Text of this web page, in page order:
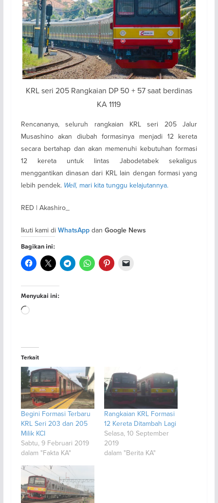
KRL seri 205 Rangkaian DP 50 + 57 saat berdinas
KA 1119
Rencananya, seluruh rangkaian KRL seri 205 Jalur
Musashino akan diubah formasinya menjadi 12 kereta
secara bertahap dan akan memenuhi kebutuhan formasi
12 kereta untuk lintas Jabodetabek sekaligus
menggantikan dinasan dari KRL lain dengan formasi yang
lebih pendek. Well, mari kita tunggu kelajutannya.
RED | Akashiro_
Ikuti kami di WhatsAppdan Google News
Bagikan ini:
Menyukai ini:
Memuat...
Terkait
Begini Formasi Terbaru
KRL Seri 203 dan 205
Milik KCI
Sabtu, 9 Februari 2019
dalam "Fakta KA"
Rangkaian KRL Formasi
12 Kereta Ditambah Lagi
Selasa, 10 September
2019
dalam "Berita KA"